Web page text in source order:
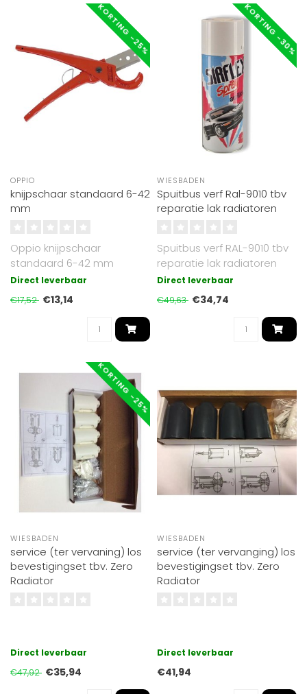
KORTING -25%
OPPIO
knijpschaar standaard 6-42
mm
Oppio knijpschaar
standaard 6-42 mm
Direct leverbaar
€17,52 €13,14
KORTING -30%
WIESBADEN
Spuitbus verf Ral-9010 tbv
reparatie lak radiatoren
Spuitbus verf RAL-9010 tbv
reparatie lak radiatoren
Werk hiermee kleine
beschadi..
Direct leverbaar
€49,63 €34,74
KORTING -25%
WIESBADEN
service (ter vervaning) los
bevestigingset tbv. Zero
Radiator
Direct leverbaar
€47,92 €35,94
WIESBADEN
service (ter vervanging) los
bevestigingset tbv. Zero
Radiator
Direct leverbaar
€41,94